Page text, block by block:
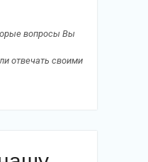
вопросы Вы
отвечать своими